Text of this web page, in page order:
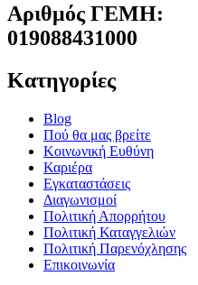
Αριθμός ΓΕΜΗ:
019088431000
Κατηγορίες
Blog
Πού θα μας βρείτε
Κοινωνική Ευθύνη
Καριέρα
Εγκαταστάσεις
Διαγωνισμοί
Πολιτική Απορρήτου
Πολιτική Καταγγελιών
Πολιτική Παρενόχλησης
Eπικοινωνία